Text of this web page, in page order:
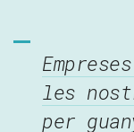
les
per